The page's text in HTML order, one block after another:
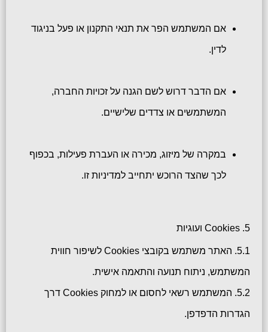
אם המשתמש הפר את תנאי התקנון או פעל בניגוד
לדין.
אם הדבר דרוש לשם הגנה על זכויות החברה,
המשתמשים או צדדים שלישיים.
במקרה של מיזוג, מכירה או העברת פעילות, בכפוף
לכך שהצד הרוכש יתחייב למדיניות זו.
5. Cookies ועוגיות
5.1. האתר משתמש בקובצי Cookies לשיפור חווית
המשתמש, ניתוח תנועה והתאמה אישית.
5.2. המשתמש רשאי לחסום או למחוק Cookies דרך
הגדרות הדפדפן.